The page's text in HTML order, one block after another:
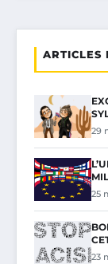
ARTICLES
29
25
23